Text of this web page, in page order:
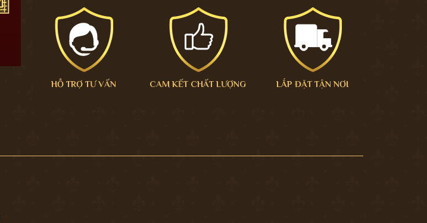
HỖ TRỢ TƯ VẤN CAM KẾT CHẤT LƯỢNG LẮP ĐẶT TẬN NƠI